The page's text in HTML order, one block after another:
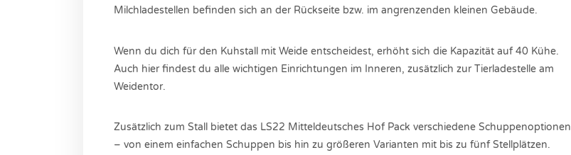
Milchladestellen befinden sich an der Rückseite bzw. im angrenzenden kleinen Gebäude.
Wenn du dich für den Kuhstall mit Weide entscheidest, erhöht sich die Kapazität auf 40 Kühe.
Auch hier findest du alle wichtigen Einrichtungen im Inneren, zusätzlich zur Tierladestelle am
Weidentor.
Zusätzlich zum Stall bietet das LS22 Mitteldeutsches Hof Pack verschiedene Schuppenoptionen
– von einem einfachen Schuppen bis hin zu größeren Varianten mit bis zu fünf Stellplätzen.